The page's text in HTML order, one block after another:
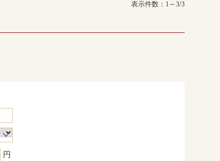
表示件数：1～3/3
円